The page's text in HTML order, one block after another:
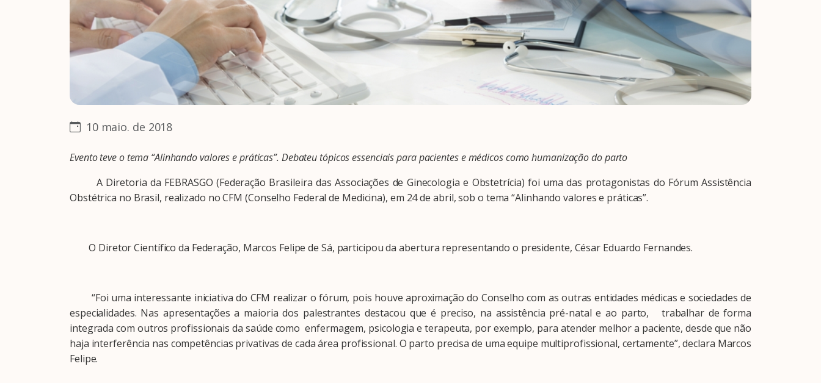
10 maio. de 2018
Evento teve o tema “Alinhando valores e práticas”. Debateu tópicos essenciais para pacientes e médicos como humanização do parto
A Diretoria da FEBRASGO (Federação Brasileira das Associações de Ginecologia e Obstetrícia) foi uma das protagonistas do Fórum Assistência
Obstétrica no Brasil, realizado no CFM (Conselho Federal de Medicina), em 24 de abril, sob o tema “Alinhando valores e práticas”.
O Diretor Científico da Federação, Marcos Felipe de Sá, participou da abertura representando o presidente, César Eduardo Fernandes.
“Foi uma interessante iniciativa do CFM realizar o fórum, pois houve aproximação do Conselho com as outras entidades médicas e sociedades de
especialidades. Nas apresentações a maioria dos palestrantes destacou que é preciso, na assistência pré-natal e ao parto, trabalhar de forma
integrada com outros profissionais da saúde como enfermagem, psicologia e terapeuta, por exemplo, para atender melhor a paciente, desde que não
haja interferência nas competências privativas de cada área profissional. O parto precisa de uma equipe multiprofissional, certamente”, declara Marcos
Felipe.